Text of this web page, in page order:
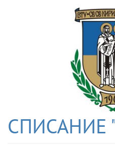
СПИСАНИЕ